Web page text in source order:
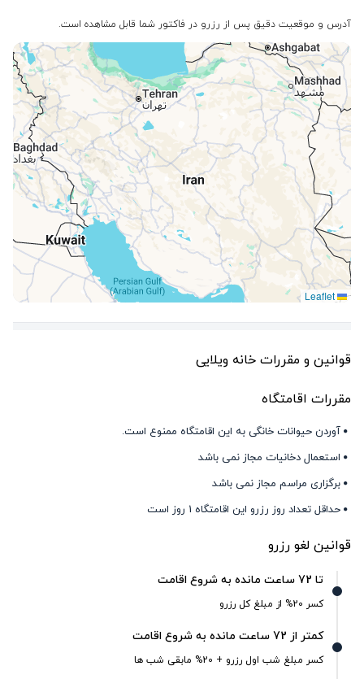
آدرس و موقعیت دقیق پس از رزرو در فاکتور شما قابل مشاهده است.
قوانین و مقررات خانه ویلایی
مقررات اقامتگاه
آوردن حیوانات خانگی به این اقامتگاه ممنوع است.
استعمال دخانیات مجاز نمی باشد
برگزاری مراسم مجاز نمی باشد
حداقل تعداد روز رزرو این اقامتگاه 1 روز است
قوانین لغو رزرو
تا 72 ساعت مانده به شروع اقامت
کسر 20% از مبلغ کل رزرو
کمتر از 72 ساعت مانده به شروع اقامت
کسر مبلغ شب اول رزرو + 20% مابقی شب ها